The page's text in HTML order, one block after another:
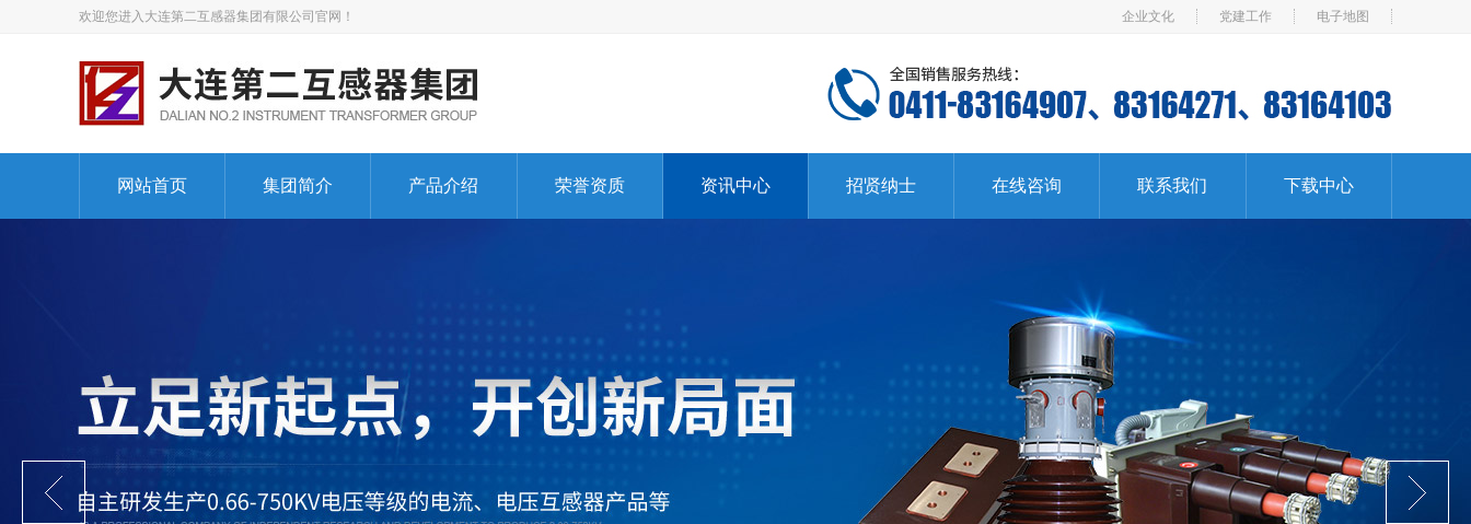
欢迎您进入大连第二互感器集团有限公司官网！ 企业文化 党建工作 电子地图
网站首页 集团简介 产品介绍 荣誉资质 资讯中心 招贤纳士 在线咨询 联系我们 下载中心